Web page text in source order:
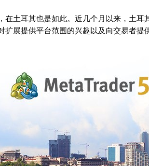
土耳其也是如此。近几个月以来，土
扩展提供平台范围的兴趣以及向交易者提